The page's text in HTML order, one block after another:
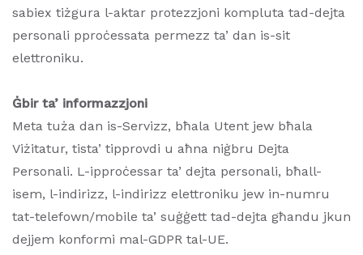
sabiex tiżgura l-aktar protezzjoni kompluta tad-dejta
personali pproċessata permezz ta’ dan is-sit
elettroniku.
Ġbir ta’ informazzjoni
Meta tuża dan is-Servizz, bħala Utent jew bħala
Viżitatur, tista’ tipprovdi u aħna niġbru Dejta
Personali. L-ipproċessar ta’ dejta personali, bħall-
isem, l-indirizz, l-indirizz elettroniku jew in-numru
tat-telefown/mobile ta’ suġġett tad-dejta għandu jkun
dejjem konformi mal-GDPR tal-UE.